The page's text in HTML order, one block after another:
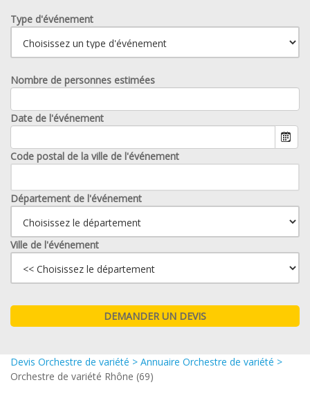
Type d'événement
Nombre de personnes estimées
Date de l'événement
Code postal de la ville de l'événement
Département de l'événement
Ville de l'événement
Devis Orchestre de variété > Annuaire Orchestre de variété >
Orchestre de variété Rhône (69)